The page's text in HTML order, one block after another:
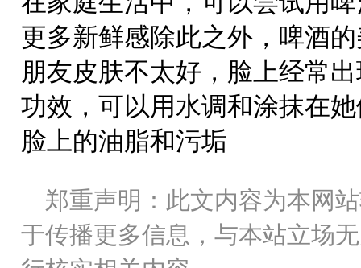
更多新鲜感除此之外，啤酒
朋友皮肤不太好，脸上经常
功效，可以用水调和涂抹在
脸上的油脂和污垢
郑重声明：此文内容为本网
于传播更多信息，与本站立场